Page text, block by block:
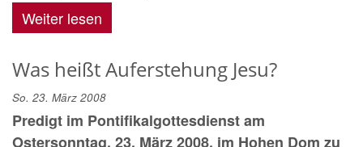
Weiter lesen
Was heißt Auferstehung Jesu?
So. 23. März 2008
Predigt im Pontifikalgottesdienst am
Ostersonntag, 23. März 2008, im Hohen Dom zu